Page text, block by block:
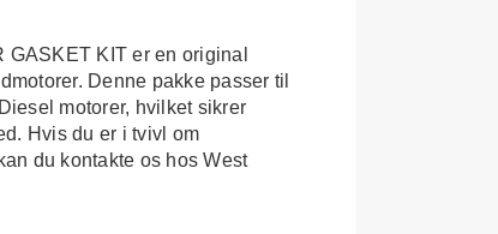
KIT er en original
Denne pakke passer til
motorer, hvilket sikrer
Hvis du er i tvivl om
du kontakte os hos West